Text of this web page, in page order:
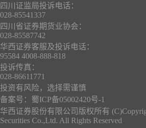
四川证监局投诉电话：
028-85541337
四川省证券期货业协会：
028-85587742
华西证券客服及投诉电话：
95584 4008-888-818
投诉传真：
028-86611771
投资有风险，选择需谨慎
备案号： 蜀ICP备05002420号-1
华西证券股份有限公司版权所有
Securities Co.,Ltd. All Rights Reserved